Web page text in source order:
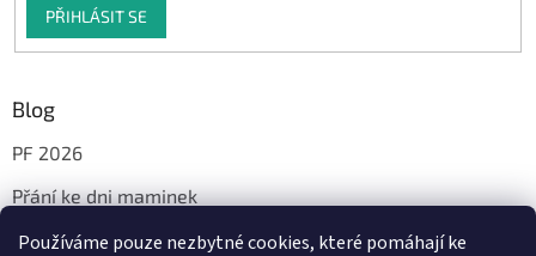
Používáme pouze nezbytné cookies, které pomáhají ke
PŘIHLÁSIT SE
Blog
PF 2026
Přání ke dni maminek